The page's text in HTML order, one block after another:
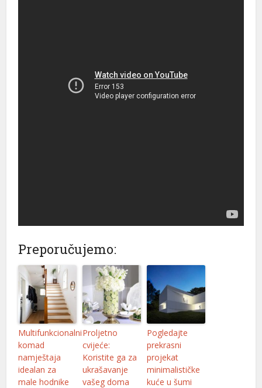
Preporučujemo:
Multifunkcionalni
komad
namještaja
idealan za
male hodnike
Proljetno
cvijeće:
Koristite ga za
ukrašavanje
vašeg doma
Pogledajte
prekrasni
projekat
minimalističke
kuće u šumi